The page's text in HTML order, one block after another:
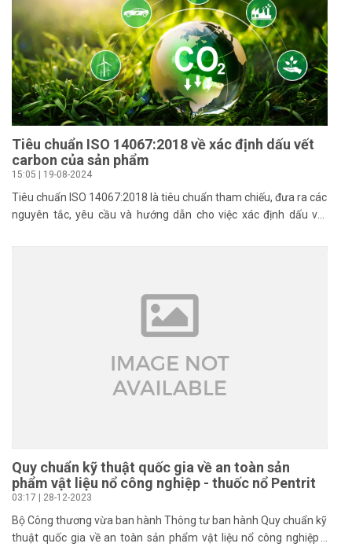
Tiêu chuẩn ISO 14067:2018 về xác định dấu vết
carbon của sản phẩm
15:05 | 19-08-2024
Tiêu chuẩn ISO 14067:2018 là tiêu chuẩn tham chiếu, đưa ra các
nguyên tắc, yêu cầu và hướng dẫn cho việc xác định dấu vết
chuẩn môi trường ISO 14000, cho phép doanh nghiệp thể hiện
Quy chuẩn kỹ thuật quốc gia về an toàn sản
phẩm vật liệu nổ công nghiệp - thuốc nổ Pentrit
03:17 | 28-12-2023
Bộ Công thương vừa ban hành Thông tư ban hành Quy chuẩn kỹ
thuật quốc gia về an toàn sản phẩm vật liệu nổ công nghiệp -